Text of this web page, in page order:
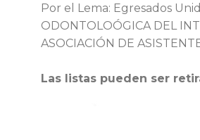
Por el Lema: Egresados
ODONTOLOÓGICA DEL
ASOCIACIÓN DE
Las listas pueden ser